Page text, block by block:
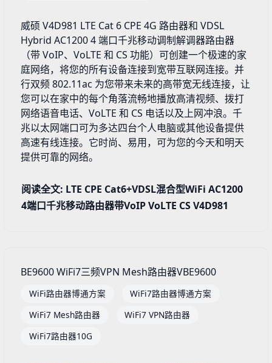
威硕 V4D981 LTE Cat 6 CPE 4G 路由器和 VDSL
Hybrid AC1200 4 端口千兆移动调制解调器路由器
（带 VoIP、VoLTE 和 CS 功能）可创建一个极速的家
庭网络，将您的所有设备连接到宽带互联网连接。并
行双频 802.11ac 为您带来未来的高带宽无线连接，让
您可以在家中的每个角落流畅地播放高清视频、拨打
网络语音电话、VoLTE 和 CS 电话以及上网冲浪。千
兆以太网端口可为多达四台个人电脑或其他设备提供
高速有线连接。它时尚、易用，可为您的今天和明天
提供可靠的网络。
阅读全文: LTE CPE Cat6+VDSL混合型WiFi AC1200
4端口千兆移动路由器带VoIP VoLTE CS V4D981
BE9600 WiFi7三频VPN Mesh路由器VBE9600
WiFi路由器博通方案
WiFi7路由器博通方案
WiFi7 Mesh路由器
WiFi7 VPN路由器
WiFi7路由器10G